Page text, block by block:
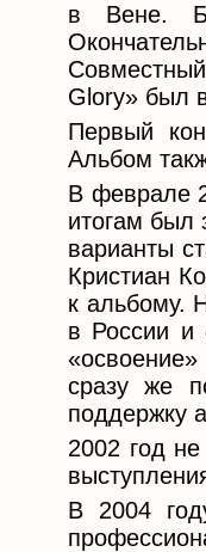
в Вене.
Glory» был
Первый
Альбом
В феврале
итогам был
варианты
Кристиан
к альбому.
в России и
сразу же
поддержку
2002 год
В 2004